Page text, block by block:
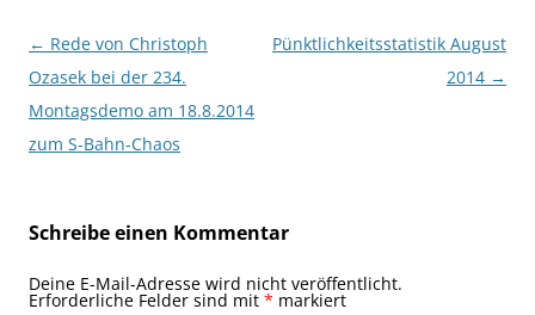
Beitragsnavigation
← Rede von Christoph
Ozasek bei der 234.
Montagsdemo am 18.8.2014
zum S-Bahn-Chaos
Pünktlichkeitsstatistik August
2014 →
Schreibe einen Kommentar
Deine E-Mail-Adresse wird nicht veröffentlicht.
Erforderliche Felder sind mit * markiert